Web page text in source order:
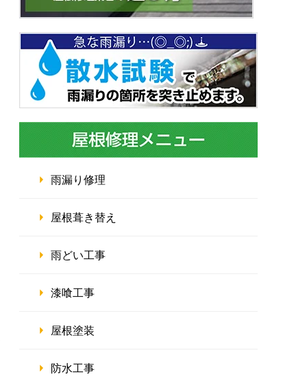
雨漏り修理
屋根葺き替え
雨どい工事
漆喰工事
屋根塗装
防水工事